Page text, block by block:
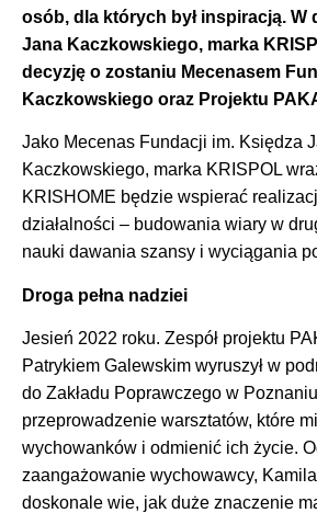
osób, dla których był inspiracją. W
Jana Kaczkowskiego, marka
decyzję o zostaniu Mecenasem
Kaczkowskiego oraz Projektu
Jako Mecenas Fundacji im. Księdza
Kaczkowskiego, marka KRISPOL
KRISHOME będzie wspierać
działalności – budowania wiary w
nauki dawania szansy i wyciągania
Droga pełna nadziei
Jesień 2022 roku. Zespół projektu
Patrykiem Galewskim wyruszył w
do Zakładu Poprawczego w
przeprowadzenie warsztatów, które
wychowanków i odmienić ich życie.
zaangażowanie wychowawcy,
doskonale wie, jak duże znaczenie